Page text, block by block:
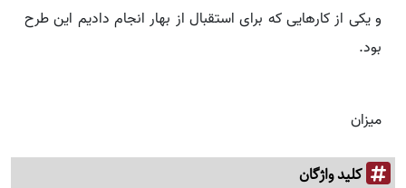
و یکی از کار‌هایی که برای استقبال از بهار انجام دادیم این طرح
بود.
میزان
کلید واژگان